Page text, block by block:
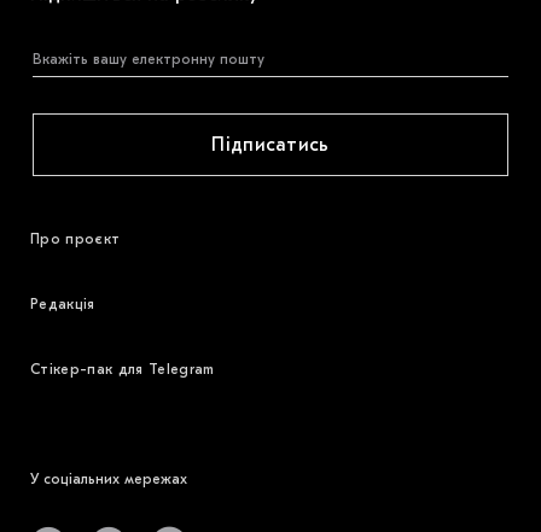
Підписатись
Про проєкт
Редакція
Стікер-пак для Telegram
У соціальних мережах